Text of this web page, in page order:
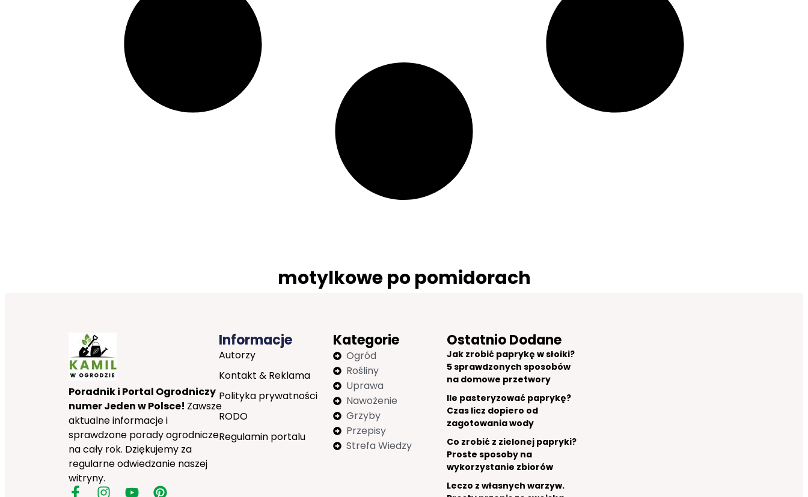
motylkowe po pomidorach
Poradnik i Portal Ogrodniczy
numer Jeden w Polsce! Zawsze
aktualne informacje i
sprawdzone porady ogrodnicze
na cały rok. Dziękujemy za
regularne odwiedzanie naszej
witryny.
Informacje
Autorzy
Kontakt & Reklama
Polityka prywatności
RODO
Regulamin portalu
Kategorie
Ogród
Rośliny
Uprawa
Nawożenie
Grzyby
Przepisy
Strefa Wiedzy
Ostatnio Dodane
Jak zrobić paprykę w słoiki?
5 sprawdzonych sposobów
na domowe przetwory
Ile pasteryzować paprykę?
Czas licz dopiero od
zagotowania wody
Co zrobić z zielonej papryki?
Proste sposoby na
wykorzystanie zbiorów
Leczo z własnych warzyw.